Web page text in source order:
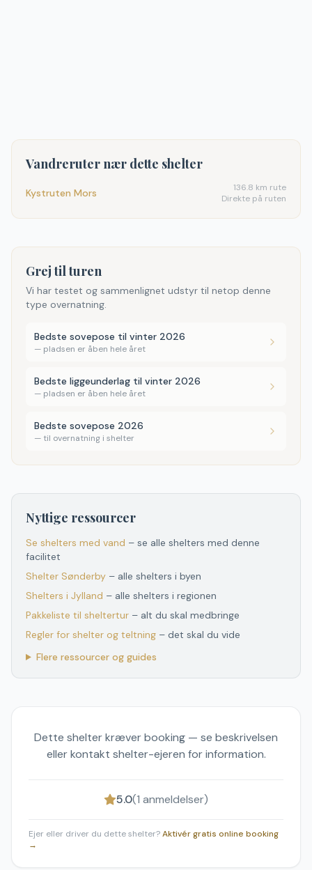
Vandreruter nær dette shelter
Kystruten Mors 136.8 km rute
Direkte på ruten
Grej til turen
Vi har testet og sammenlignet udstyr til netop denne
type overnatning.
Bedste sovepose til vinter 2026
— pladsen er åben hele året
Bedste liggeunderlag til vinter 2026
— pladsen er åben hele året
Bedste sovepose 2026
— til overnatning i shelter
Nyttige ressourcer
Se shelters med vand – se alle shelters med denne
facilitet
Shelter Sønderby – alle shelters i byen
Shelters i Jylland – alle shelters i regionen
Pakkeliste til sheltertur – alt du skal medbringe
Regler for shelter og teltning – det skal du vide
Flere ressourcer og guides
Dette shelter kræver booking — se beskrivelsen
eller kontakt shelter-ejeren for information.
5.0(1 anmeldelser)
Ejer eller driver du dette shelter?Aktivér gratis online booking
→